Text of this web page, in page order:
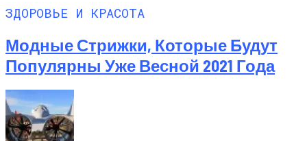
ЗДОРОВЬЕ И КРАСОТА
Модные Стрижки, Которые Будут
Популярны Уже Весной 2021 Года